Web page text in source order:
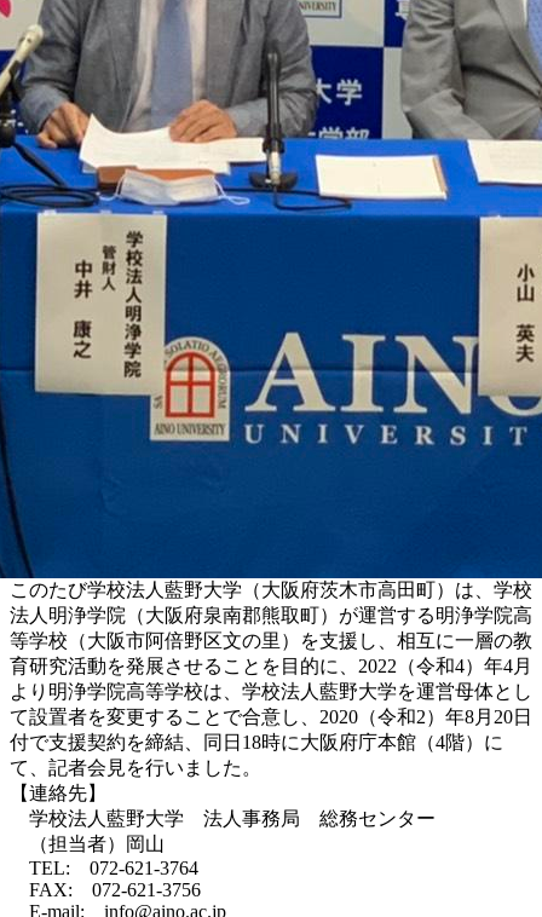
このたび学校法人藍野大学（大阪府茨木市高田町）は、学校
法人明浄学院（大阪府泉南郡熊取町）が運営する明浄学院高
等学校（大阪市阿倍野区文の里）を支援し、相互に一層の教
育研究活動を発展させることを目的に、2022（令和4）年4月
より明浄学院高等学校は、学校法人藍野大学を運営母体とし
て設置者を変更することで合意し、2020（令和2）年8月20日
付で支援契約を締結、同日18時に大阪府庁本館（4階）に
て、記者会見を行いました。
【連絡先】
学校法人藍野大学 法人事務局 総務センター
（担当者）岡山
TEL: 072-621-3764
FAX: 072-621-3756
E-mail: info@aino.ac.jp